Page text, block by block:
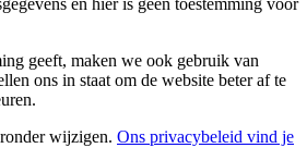
en hier is geen toestemming voor
geeft, maken we ook gebruik van
ons in staat om de website beter af te
wijzigen. Ons privacybeleid vind je